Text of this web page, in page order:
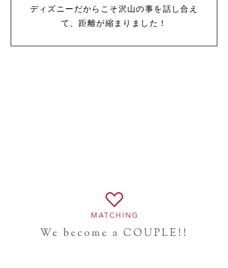
ディズニーだからこそ沢山の事を話し合え
て、距離が縮まりました！
We become a COUPLE!!